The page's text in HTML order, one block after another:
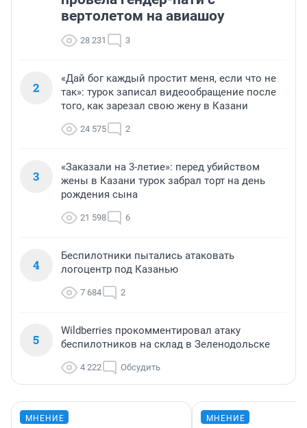
вертолетом на авиашоу
28 231 3
2
«Дай бог каждый простит меня, если что не
так»: турок записал видеообращение после
того, как зарезал свою жену в Казани
24 575 2
3
«Заказали на 3-летие»: перед убийством
жены в Казани турок забрал торт на день
рождения сына
21 598 6
4
Беспилотники пытались атаковать
логоцентр под Казанью
7 684 2
5
Wildberries прокомментировал атаку
беспилотников на склад в Зеленодольске
4 222 Обсудить
МНЕНИЕ МНЕНИЕ